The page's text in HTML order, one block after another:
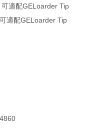
配GELoarder Tip
GELoarder Tip